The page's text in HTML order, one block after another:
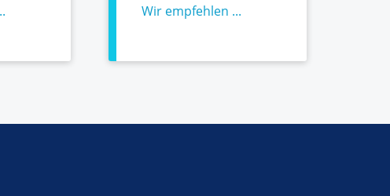
Wir empfehlen ...